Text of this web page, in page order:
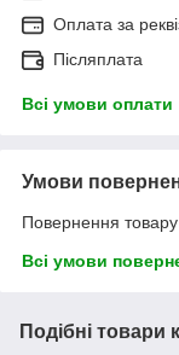
Оплата за
Післяплата
Всі умови оплати
Умови
Повернення
Всі умови
Подібні товари